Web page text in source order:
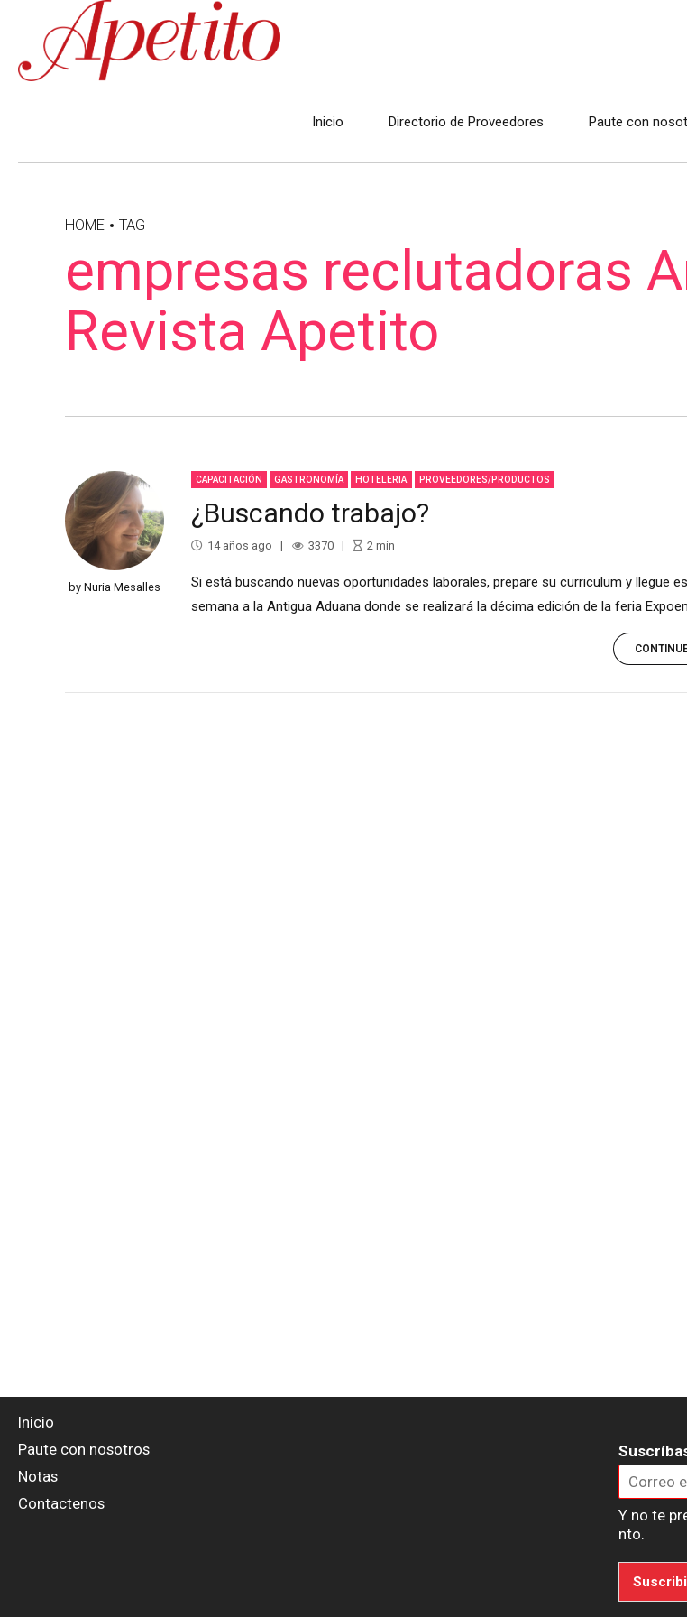
Inicio Directorio de Proveedores Paute con
HOME TAG
empresas reclutadoras
Revista Apetito
by Nuria Mesalles
CAPACITACIÓN GASTRONOMÍA HOTELERIA PROVEEDORES/PRODUCTOS
¿Buscando trabajo?
14 años ago 3370 2min
Si está buscando nuevas oportunidades laborales, prepare su curriculum y llegue
semana a la Antigua Aduana donde se realizará la décima edición de la feria
Inicio
Paute con nosotros
Notas
Contactenos
Y no te
nto.